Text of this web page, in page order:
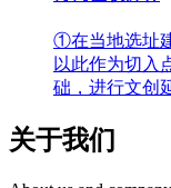
①在当地选址
以此作为切入
础，进行文创
关于我们